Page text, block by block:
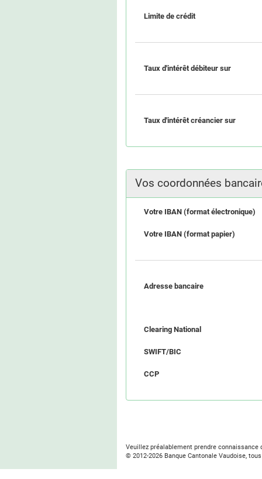
Limite de crédit
Taux d'intérêt débiteur sur
Taux d'intérêt créancier sur
Vos coordonnées
Votre IBAN (format électronique)
Votre IBAN (format papier)
Adresse bancaire
Clearing National
SWIFT/BIC
CCP
Veuillez préalablement prendre connaissance
© 2012-2026 Banque Cantonale Vaudoise,